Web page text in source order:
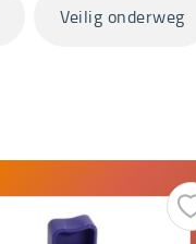
Veilig onderweg